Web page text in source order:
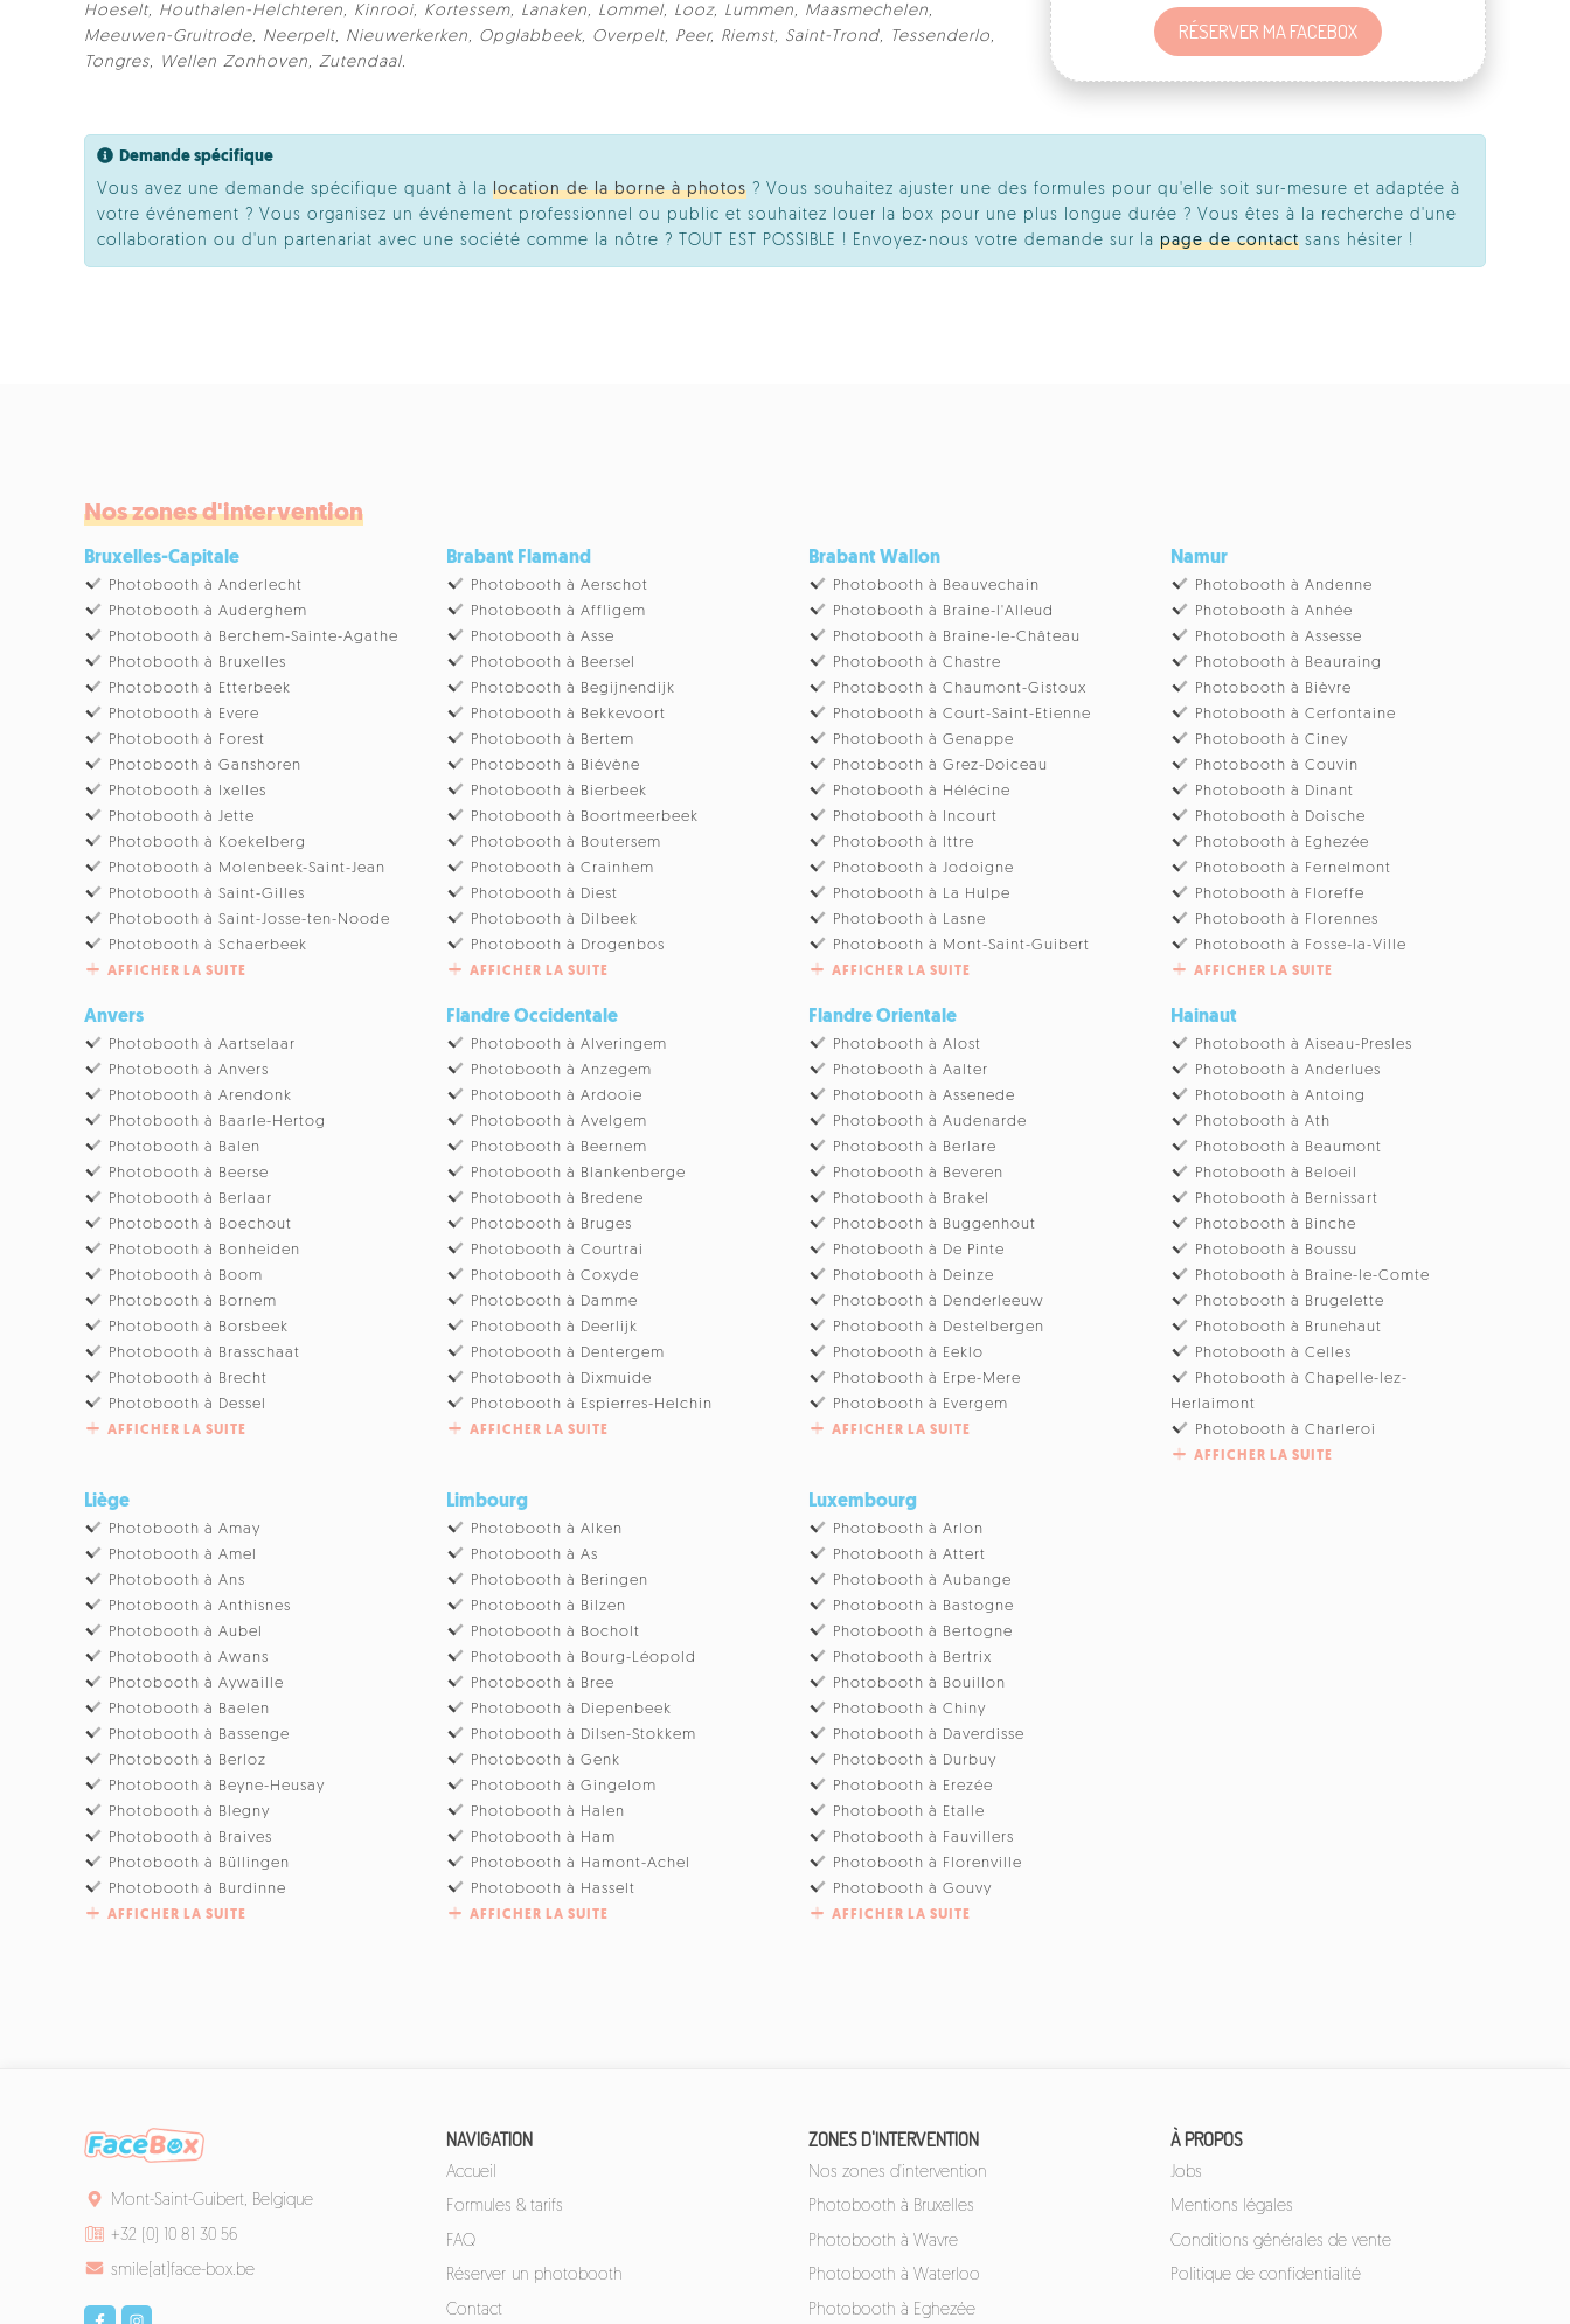
Hoeselt, Houthalen-Helchteren, Kinrooi, Kortessem, Lanaken, Lommel, Looz, Lummen, Maasmechelen,
Meeuwen-Gruitrode, Neerpelt, Nieuwerkerken, Opglabbeek, Overpelt, Peer, Riemst, Saint-Trond, Tessenderlo,
Tongres, Wellen Zonhoven, Zutendaal.
Demande spécifique
Vous avez une demande spécifique quant à la location de la borne à photos ? Vous souhaitez ajuster une des formules pour qu'elle soit sur-mesure et adaptée à
votre événement ? Vous organisez un événement professionnel ou public et souhaitez louer la box pour une plus longue durée ? Vous êtes à la recherche d'une
collaboration ou d'un partenariat avec une société comme la nôtre ? TOUT EST POSSIBLE ! Envoyez-nous votre demande sur la page de contact sans hésiter !
Nos zones d'intervention
Bruxelles-Capitale
Photobooth à Anderlecht
Photobooth à Auderghem
Photobooth à Berchem-Sainte-Agathe
Photobooth à Bruxelles
Photobooth à Etterbeek
Photobooth à Evere
Photobooth à Forest
Photobooth à Ganshoren
Photobooth à Ixelles
Photobooth à Jette
Photobooth à Koekelberg
Photobooth à Molenbeek-Saint-Jean
Photobooth à Saint-Gilles
Photobooth à Saint-Josse-ten-Noode
Photobooth à Schaerbeek
AFFICHER LA SUITE
Brabant Flamand
Photobooth à Aerschot
Photobooth à Affligem
Photobooth à Asse
Photobooth à Beersel
Photobooth à Begijnendijk
Photobooth à Bekkevoort
Photobooth à Bertem
Photobooth à Biévène
Photobooth à Bierbeek
Photobooth à Boortmeerbeek
Photobooth à Boutersem
Photobooth à Crainhem
Photobooth à Diest
Photobooth à Dilbeek
Photobooth à Drogenbos
AFFICHER LA SUITE
Brabant Wallon
Photobooth à Beauvechain
Photobooth à Braine-l'Alleud
Photobooth à Braine-le-Château
Photobooth à Chastre
Photobooth à Chaumont-Gistoux
Photobooth à Court-Saint-Etienne
Photobooth à Genappe
Photobooth à Grez-Doiceau
Photobooth à Hélécine
Photobooth à Incourt
Photobooth à Ittre
Photobooth à Jodoigne
Photobooth à La Hulpe
Photobooth à Lasne
Photobooth à Mont-Saint-Guibert
AFFICHER LA SUITE
Namur
Photobooth à Andenne
Photobooth à Anhée
Photobooth à Assesse
Photobooth à Beauraing
Photobooth à Bièvre
Photobooth à Cerfontaine
Photobooth à Ciney
Photobooth à Couvin
Photobooth à Dinant
Photobooth à Doische
Photobooth à Eghezée
Photobooth à Fernelmont
Photobooth à Floreffe
Photobooth à Florennes
Photobooth à Fosse-la-Ville
AFFICHER LA SUITE
Anvers
Photobooth à Aartselaar
Photobooth à Anvers
Photobooth à Arendonk
Photobooth à Baarle-Hertog
Photobooth à Balen
Photobooth à Beerse
Photobooth à Berlaar
Photobooth à Boechout
Photobooth à Bonheiden
Photobooth à Boom
Photobooth à Bornem
Photobooth à Borsbeek
Photobooth à Brasschaat
Photobooth à Brecht
Photobooth à Dessel
AFFICHER LA SUITE
Flandre Occidentale
Photobooth à Alveringem
Photobooth à Anzegem
Photobooth à Ardooie
Photobooth à Avelgem
Photobooth à Beernem
Photobooth à Blankenberge
Photobooth à Bredene
Photobooth à Bruges
Photobooth à Courtrai
Photobooth à Coxyde
Photobooth à Damme
Photobooth à Deerlijk
Photobooth à Dentergem
Photobooth à Dixmuide
Photobooth à Espierres-Helchin
AFFICHER LA SUITE
Flandre Orientale
Photobooth à Alost
Photobooth à Aalter
Photobooth à Assenede
Photobooth à Audenarde
Photobooth à Berlare
Photobooth à Beveren
Photobooth à Brakel
Photobooth à Buggenhout
Photobooth à De Pinte
Photobooth à Deinze
Photobooth à Denderleeuw
Photobooth à Destelbergen
Photobooth à Eeklo
Photobooth à Erpe-Mere
Photobooth à Evergem
AFFICHER LA SUITE
Hainaut
Photobooth à Aiseau-Presles
Photobooth à Anderlues
Photobooth à Antoing
Photobooth à Ath
Photobooth à Beaumont
Photobooth à Beloeil
Photobooth à Bernissart
Photobooth à Binche
Photobooth à Boussu
Photobooth à Braine-le-Comte
Photobooth à Brugelette
Photobooth à Brunehaut
Photobooth à Celles
Photobooth à Chapelle-lez-
Herlaimont
Photobooth à Charleroi
AFFICHER LA SUITE
Liège
Photobooth à Amay
Photobooth à Amel
Photobooth à Ans
Photobooth à Anthisnes
Photobooth à Aubel
Photobooth à Awans
Photobooth à Aywaille
Photobooth à Baelen
Photobooth à Bassenge
Photobooth à Berloz
Photobooth à Beyne-Heusay
Photobooth à Blegny
Photobooth à Braives
Photobooth à Büllingen
Photobooth à Burdinne
AFFICHER LA SUITE
Limbourg
Photobooth à Alken
Photobooth à As
Photobooth à Beringen
Photobooth à Bilzen
Photobooth à Bocholt
Photobooth à Bourg-Léopold
Photobooth à Bree
Photobooth à Diepenbeek
Photobooth à Dilsen-Stokkem
Photobooth à Genk
Photobooth à Gingelom
Photobooth à Halen
Photobooth à Ham
Photobooth à Hamont-Achel
Photobooth à Hasselt
AFFICHER LA SUITE
Luxembourg
Photobooth à Arlon
Photobooth à Attert
Photobooth à Aubange
Photobooth à Bastogne
Photobooth à Bertogne
Photobooth à Bertrix
Photobooth à Bouillon
Photobooth à Chiny
Photobooth à Daverdisse
Photobooth à Durbuy
Photobooth à Erezée
Photobooth à Etalle
Photobooth à Fauvillers
Photobooth à Florenville
Photobooth à Gouvy
AFFICHER LA SUITE
Mont-Saint-Guibert, Belgique
+32 (0) 10 81 30 56
smile[at]face-box.be
NAVIGATION
Accueil
Formules & tarifs
FAQ
Réserver un photobooth
Contact
ZONES D'INTERVENTION
Nos zones d'intervention
Photobooth à Bruxelles
Photobooth à Wavre
Photobooth à Waterloo
Photobooth à Eghezée
À PROPOS
Jobs
Mentions légales
Conditions générales de vente
Politique de confidentialité